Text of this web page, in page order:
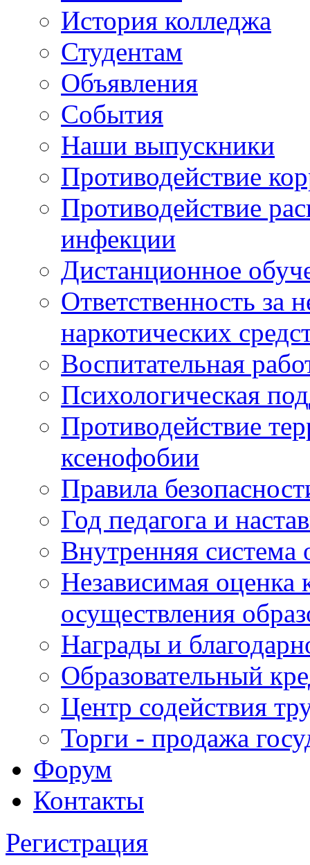
История колледжа
Студентам
Объявления
События
Наши выпускники
Противодействие
Противодействие
инфекции
Дистанционное
Ответственность за
наркотических
Воспитательная
Психологическая
Противодействие
ксенофобии
Правила
Год педагога и
Внутренняя система
Независимая оценка
осуществления
Награды и
Образовательный
Центр содействия
Торги - продажа
Форум
Контакты
Регистрация